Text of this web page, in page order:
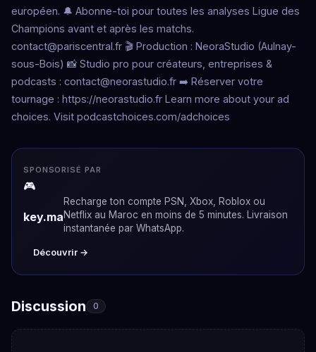
européen. 🔔 Abonne-toi pour toutes les analyses Ligue des
Champions avant et après les matchs.
contact@pariscentral.fr 🎬 Production : NeoraStudio (Aulnay-
sous-Bois) 📸 Studio pro pour créateurs, entreprises &
podcasts : contact@neorastudio.fr ➡️ Réserver votre
tournage : https://neorastudio.fr Learn more about your ad
choices. Visit podcastchoices.com/adchoices
SPONSORISÉ PAR
🎮
key.ma
Recharge ton compte PSN, Xbox, Roblox ou
Netflix au Maroc en moins de 5 minutes. Livraison
instantanée par WhatsApp.
Découvrir →
Discussion 0